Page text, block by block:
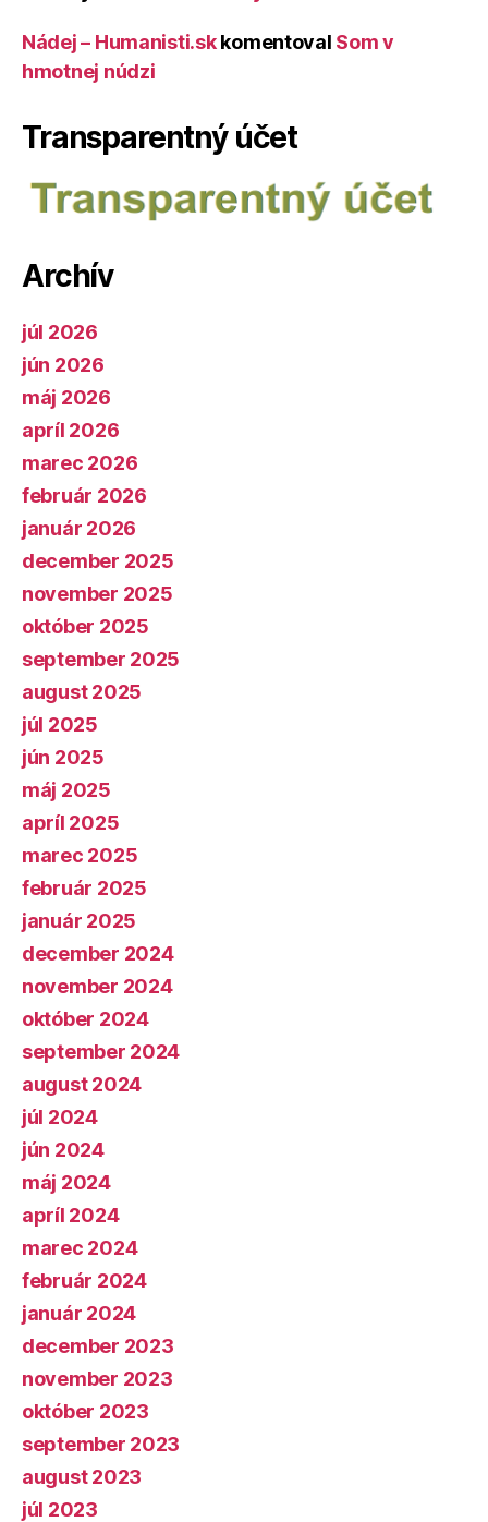
Nádej – Humanisti.skkomentoval Som v
hmotnej núdzi
Transparentný účet
Archív
júl 2026
jún 2026
máj 2026
apríl 2026
marec 2026
február 2026
január 2026
december 2025
november 2025
október 2025
september 2025
august 2025
júl 2025
jún 2025
máj 2025
apríl 2025
marec 2025
február 2025
január 2025
december 2024
november 2024
október 2024
september 2024
august 2024
júl 2024
jún 2024
máj 2024
apríl 2024
marec 2024
február 2024
január 2024
december 2023
november 2023
október 2023
september 2023
august 2023
júl 2023